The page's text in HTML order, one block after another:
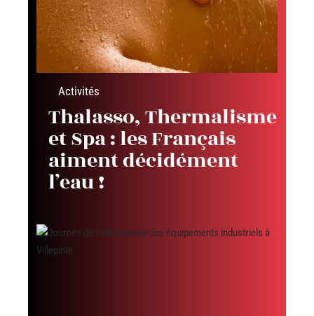
Activités
Thalasso, Thermalisme
et Spa : les Français
aiment décidément
l’eau !